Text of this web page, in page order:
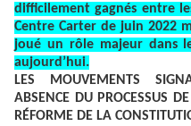
difficilement gagnés entre
Centre Carter de juin 2022
joué un rôle majeur dans
aujourd’hui.
LES MOUVEMENTS
ABSENCE DU PROCESSUS
RÉFORME DE LA